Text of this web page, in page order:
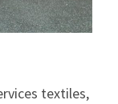
textiles,